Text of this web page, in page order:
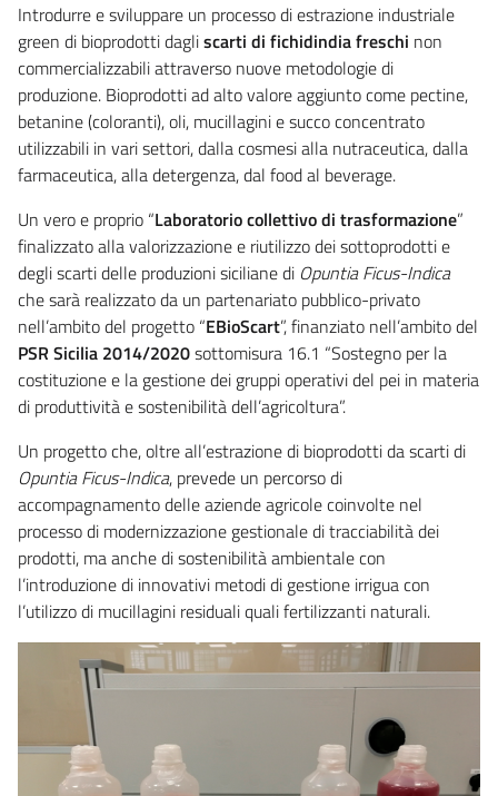
Introdurre e sviluppare un processo di estrazione industriale
green di bioprodotti dagliscarti di fichidindia freschi non
commercializzabili attraverso nuove metodologie di
produzione. Bioprodotti ad alto valore aggiunto come pectine,
betanine (coloranti), oli, mucillagini e succo concentrato
utilizzabili in vari settori, dalla cosmesi alla nutraceutica, dalla
farmaceutica, alla detergenza, dal food al beverage.
Un vero e proprio “Laboratorio collettivo di trasformazione”
finalizzato alla valorizzazione e riutilizzo dei sottoprodotti e
degli scarti delle produzioni siciliane di Opuntia Ficus-Indica
che sarà realizzato da un partenariato pubblico-privato
nell’ambito del progetto “EBioScart”, finanziato nell’ambito del
PSR Sicilia 2014/2020sottomisura 16.1 “Sostegno per la
costituzione e la gestione dei gruppi operativi del pei in materia
di produttività e sostenibilità dell’agricoltura”.
Un progetto che, oltre all’estrazione di bioprodotti da scarti di
Opuntia Ficus-Indica, prevede un percorso di
accompagnamento delle aziende agricole coinvolte nel
processo di modernizzazione gestionale di tracciabilità dei
prodotti, ma anche di sostenibilità ambientale con
l’introduzione di innovativi metodi di gestione irrigua con
l’utilizzo di mucillagini residuali quali fertilizzanti naturali.